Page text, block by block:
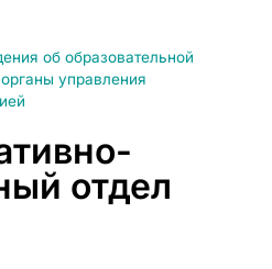
об образовательной
управления
отдел